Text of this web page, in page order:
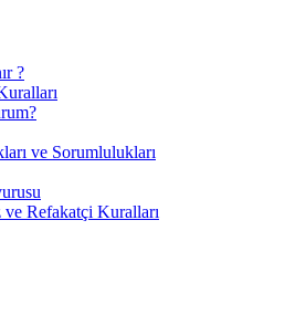
?
ve Sorumlulukları
Refakatçi Kuralları